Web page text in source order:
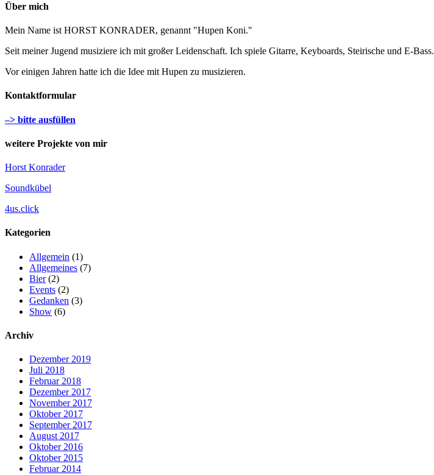
Über mich
Mein Name ist HORST KONRADER, genannt "Hupen Koni."
Seit meiner Jugend musiziere ich mit großer Leidenschaft. Ich spiele Gitarre, Keyboards, Steirische und E-Bass.
Vor einigen Jahren hatte ich die Idee mit Hupen zu musizieren.
Kontaktformular
–> bitte ausfüllen
weitere Projekte von mir
Horst Konrader
Soundkübel
4us.click
Kategorien
Allgemein (1)
Allgemeines (7)
Bier(2)
Events (2)
Gedanken (3)
Show (6)
Archiv
Dezember 2019
Juli 2018
Februar 2018
Dezember 2017
November 2017
Oktober 2017
September 2017
August 2017
Oktober 2016
Oktober 2015
Februar 2014